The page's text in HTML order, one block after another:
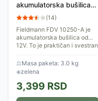
akumulatorska bušilica
12V
(14)
Fieldmann FDV 10250-A je
akumulatorska bušilica od
12V. To je praktičan i svestran
upotrebu i manje projekte.
Njegova...
⚖Masa paketa: 3.0 kg
◈zelena
3,399 RSD